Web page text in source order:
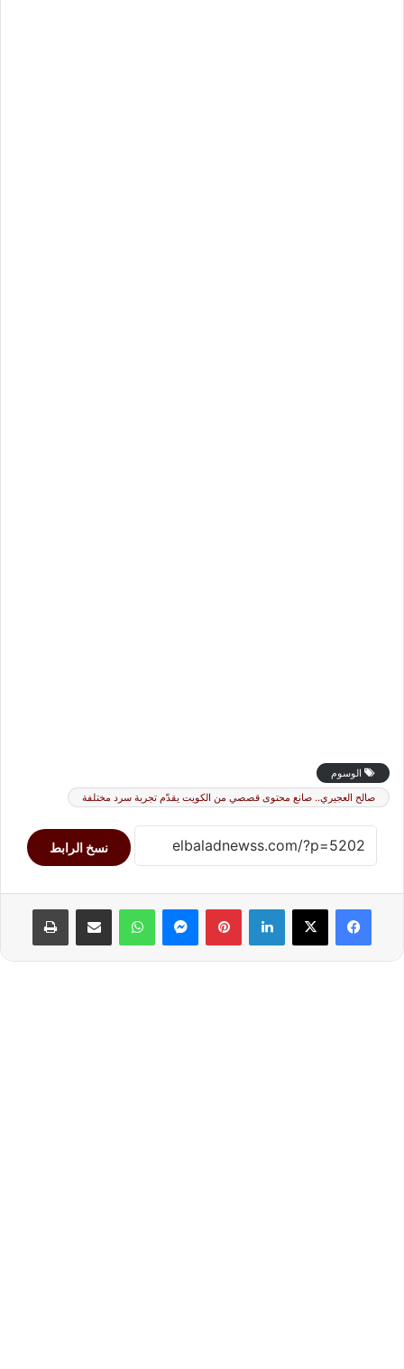
الوسوم
صالح العجيري.. صانع محتوى قصصي من الكويت يقدّم تجربة سرد مختلفة
نسخ الرابط
لينكدإن بينتيريست واتساب